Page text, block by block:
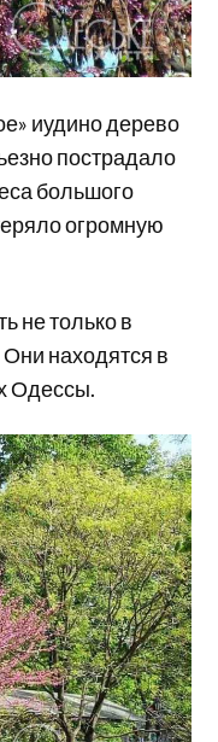
иудино дерево
пострадало
большого
огромную
не только в
находятся в
Одессы.